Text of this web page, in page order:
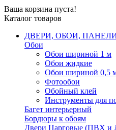
Ваша корзина пуста!
Каталог товаров
ДВЕРИ, ОБОИ,
Обои
Обои шириной 1 м
Обои жидкие
Обои шириной 0,5
Фотообои
Обойный клей
Инструменты для
Багет интерьерный
Бордюры к обоям
Двери Царговые (ПВХ и